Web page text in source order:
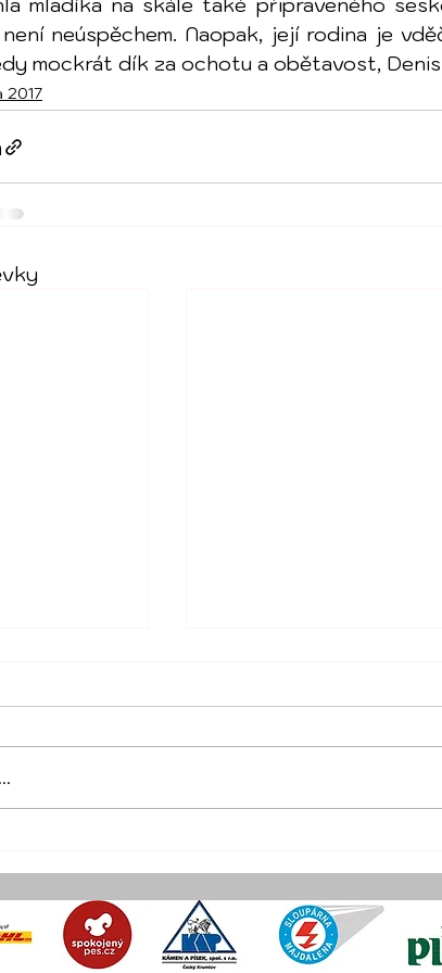
neúspěchem. Naopak, její rodina je
mockrát dík za ochotu a obětavost,
2017
2017
CADAVERŮ